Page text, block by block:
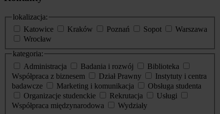
lokalizacja:
Katowice
Kraków Poznań Sopot
Warszawa
Wrocław
kategoria:
Administracja
Badania i rozwój
Biblioteka
Współpraca z biznesem
Dział Prawny
Instytuty i centra
badawcze
Marketing i komunikacja
Obsługa studenta
Organizacje studenckie
Rekrutacja
Usługi
Współpraca międzynarodowa
Wydziały